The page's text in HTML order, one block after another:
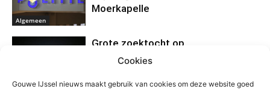
Cookies
Gouwe IJssel nieuws maakt gebruik van cookies om deze website goed
Algemeen
Moerkapelle
Algemeen
Grote zoektocht op
Zevenhuizerplas, vermist persoon